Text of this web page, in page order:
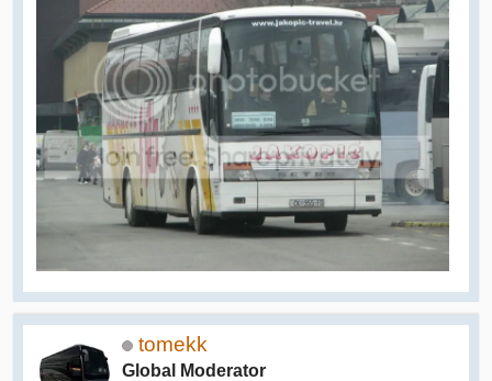
tomekk
Global Moderator